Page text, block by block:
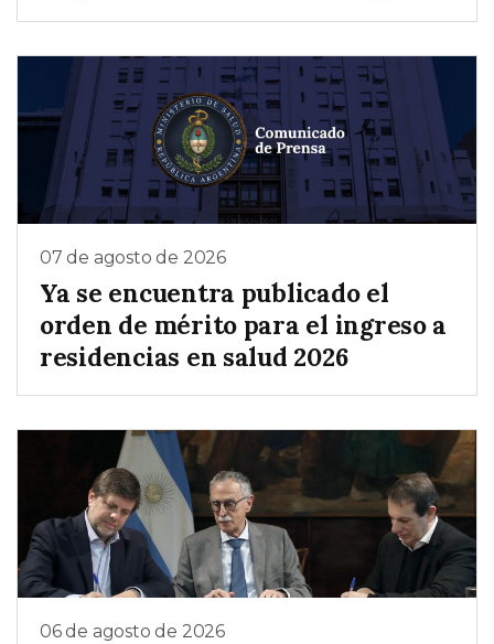
07 de agosto de 2026
Ya se encuentra publicado el
orden de mérito para el ingreso a
residencias en salud 2026
06 de agosto de 2026